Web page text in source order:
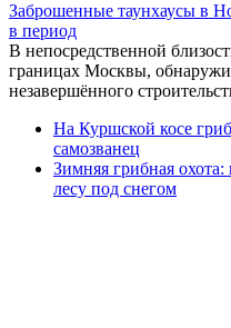
Заброшенные таунхаусы в
в период
В непосредственной
границах Москвы,
незавершённого
На Куршской косе
самозванец
Зимняя грибная
лесу под снегом